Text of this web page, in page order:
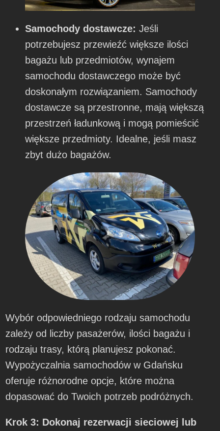
Samochody dostawcze: Jeśli
potrzebujesz przewieźć większe ilości
bagażu lub przedmiotów, wynajem
samochodu dostawczego może być
doskonałym rozwiązaniem. Samochody
dostawcze są przestronne, mają większą
przestrzeń ładunkową i mogą pomieścić
większe przedmioty. Idealne, jeśli masz
zbyt dużo bagażów.
Wybór odpowiedniego rodzaju samochodu
zależy od liczby pasażerów, ilości bagażu i
rodzaju trasy, którą planujesz pokonać.
Wypożyczalnia samochodów w Gdańsku
oferuje różnorodne opcje, które można
dopasować do Twoich potrzeb podróżnych.
Krok 3: Dokonaj rezerwacji sieciowej lub